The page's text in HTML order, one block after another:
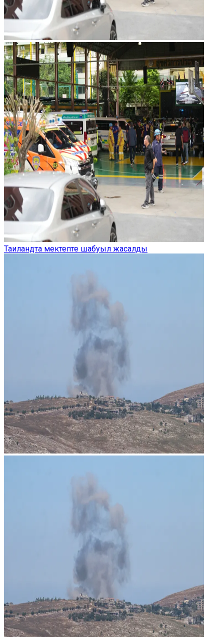
Таиландта мектепте шабуыл жасалды